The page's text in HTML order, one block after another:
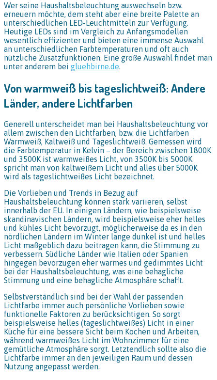
Wer seine Haushaltsbeleuchtung auswechseln bzw.
erneuern möchte, dem steht aber eine breite Palette an
unterschiedlichen LED-Leuchtmitteln zur Verfügung.
Heutige LEDs sind im Vergleich zu Anfangsmodellen
wesentlich effizienter und bieten eine immense Auswahl
an unterschiedlichen Farbtemperaturen und oft auch
nützliche Zusatzfunktionen. Eine große Auswahl findet man
unter anderem bei gluehbirne.de.
Von warmweiß bis tageslichtweiß: Andere
Länder, andere Lichtfarben
Generell unterscheidet man bei Haushaltsbeleuchtung vor
allem zwischen den Lichtfarben, bzw. die Lichtfarben
Warmweiß, Kaltweiß und Tageslichtweiß. Gemessen wird
die Farbtemperatur in Kelvin – der Bereich zwischen 1800K
und 3500K ist warmweißes Licht, von 3500K bis 5000K
spricht man von kaltweißem Licht und alles über 5000K
wird als tageslichtweißes Licht bezeichnet.
Die Vorlieben und Trends in Bezug auf
Haushaltsbeleuchtung können stark variieren, selbst
innerhalb der EU. In einigen Ländern, wie beispielsweise
skandinavischen Ländern, wird beispielsweise eher helles
und kühles Licht bevorzugt, möglicherweise da es in den
nördlichen Ländern im Winter lange dunkel ist und helles
Licht maßgeblich dazu beitragen kann, die Stimmung zu
verbessern. Südliche Länder wie Italien oder Spanien
hingegen bevorzugen eher warmes und gedimmtes Licht
bei der Haushaltsbeleuchtung, was eine behagliche
Stimmung und eine behagliche Atmosphäre schafft.
Selbstverständlich sind bei der Wahl der passenden
Lichtfarbe immer auch persönliche Vorlieben sowie
funktionelle Faktoren zu berücksichtigen. So sorgt
beispielsweise helles (tageslichtweißes) Licht in einer
Küche für eine bessere Sicht beim Kochen und Arbeiten,
während warmweißes Licht im Wohnzimmer für eine
gemütliche Atmosphäre sorgt. Letztendlich sollte also die
Lichtfarbe immer an den jeweiligen Raum und dessen
Nutzung angepasst werden.